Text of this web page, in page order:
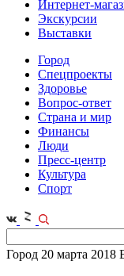
Интернет-
Экскурсии
Выставки
Город
Спецпроекты
Здоровье
Вопрос-ответ
Страна и мир
Финансы
Люди
Пресс-центр
Культура
Спорт
Город 20 марта 2018